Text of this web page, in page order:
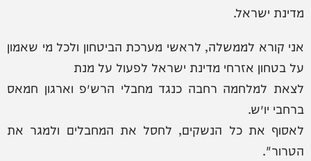
מדינת ישראל.
אני קורא לממשלה, לראשי מערכת הביטחון ולכל מי שאמון
על בטחון אזרחי מדינת ישראל לפעול על מנת
לצאת למלחמה רחבה כנגד מחבלי הרש״פ וארגון חמאס
ברחבי יו״ש.
לאסוף את כל הנשקים, לחסל את המחבלים ולמגר את
הטרור".